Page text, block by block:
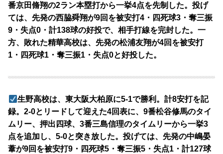
番京田脩翔の2ラン本塁打から一挙4点を先制した。投げ
ては、先発の西脇舜翔が9回を被安打4・四死球3・奪三振
9・失点0・計138球の好投で、相手打線を完封した。一
方、敗れた精華高校は、先発の松浦友翔が4回を被安打
1・四死球1・奪三振1・失点0と好投した。
生野高校は、東大阪大柏原に5-1で勝利。計8安打を記
録。2-0とリードして迎えた4回表に、9番松谷修馬のタイ
ムリー、押出四球、3番三島信理のタイムリーから一挙3
点を追加し、5-0と突き放した。投げては、先発の中嶋晏
葦が9回を被安打9・四死球5・奪三振5・失点1・計127球